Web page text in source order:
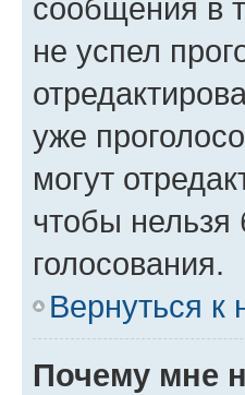
сообщения в
не успел
уже
могут
чтобы нельзя
голосования.
Вернуться к
Почему мне